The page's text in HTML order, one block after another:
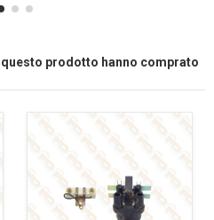
questo prodotto hanno comprato